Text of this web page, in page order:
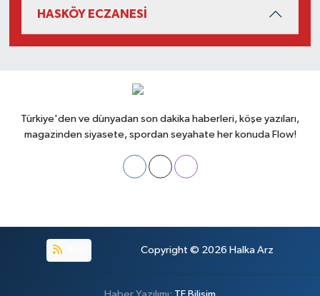
HASKÖY ECZANESİ
Türkiye'den ve dünyadan son dakika haberleri, köşe yazıları,
magazinden siyasete, spordan seyahate her konuda Flow!
Copyright © 2026 Halka Arz